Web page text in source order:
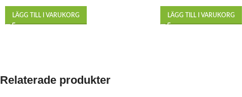
LÄGG TILL I VARUKORG LÄGG TILL I VARUKORG
Relaterade produkter